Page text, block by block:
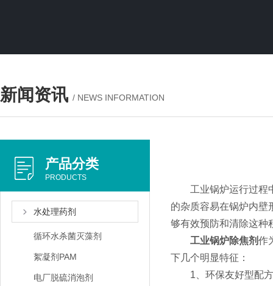
新闻资讯 / NEWS INFORMATION
产品分类
PRODUCTS
水处理药剂
循环水杀菌灭藻剂
絮凝剂PAM
电厂脱硫消泡剂
工业锅炉运行过程中
的杂质容易在锅炉内壁
够有效预防和清除这种
工业锅炉除焦剂作
下几个明显特征：
1、环保友好型配方